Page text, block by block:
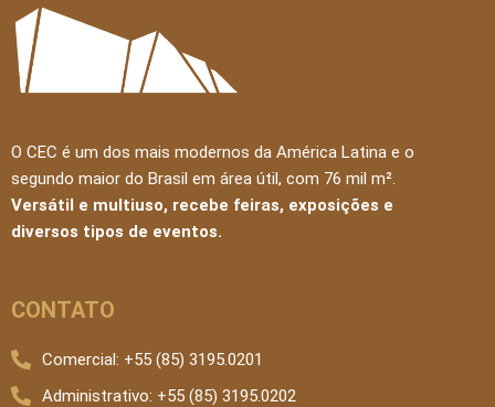
O CEC é um dos mais modernos da América Latina e o
segundo maior do Brasil em área útil, com 76 mil m².
Versátil e multiuso, recebe feiras, exposições e
diversos tipos de eventos.
CONTATO
Comercial: +55 (85) 3195.0201
Administrativo: +55 (85) 3195.0202